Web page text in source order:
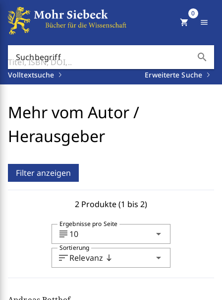
Suchbegriff search
Volltextsuche Erweiterte Suche
shopping_cart
0
menu
Mehr vom Autor /
Herausgeber
Filter anzeigen
2 Produkte (1 bis 2)
subject 10 arrow_drop_down
Ergebnisse pro Seite
sortRelevanz south arrow_drop_down
Sortierung